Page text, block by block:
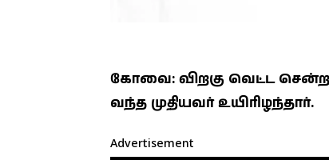
கோவை: விறகு வெட்ட சென்ற
வந்த முதியவர் உயிரிழந்தார்.
Advertisement